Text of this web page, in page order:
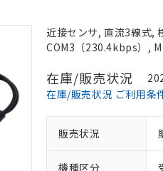
近接センサ, 直流3線式,
COM3（230.4kbps）,
在庫/販売状況
在庫/販売状況 ご利用条
販売状況
機種区分